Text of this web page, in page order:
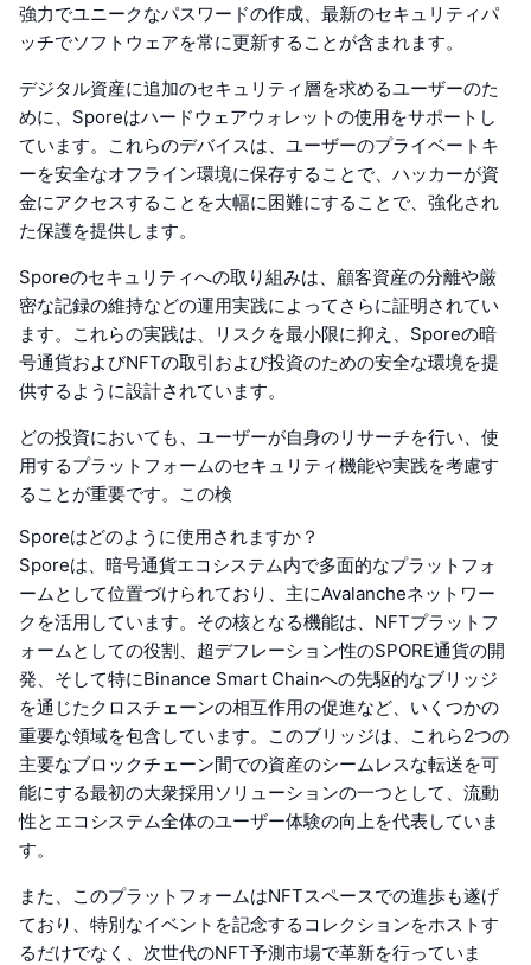
強力でユニークなパスワードの作成、最新のセキュリティパ
ッチでソフトウェアを常に更新することが含まれます。
デジタル資産に追加のセキュリティ層を求めるユーザーのた
めに、Sporeはハードウェアウォレットの使用をサポートし
ています。これらのデバイスは、ユーザーのプライベートキ
ーを安全なオフライン環境に保存することで、ハッカーが資
金にアクセスすることを大幅に困難にすることで、強化され
た保護を提供します。
Sporeのセキュリティへの取り組みは、顧客資産の分離や厳
密な記録の維持などの運用実践によってさらに証明されてい
ます。これらの実践は、リスクを最小限に抑え、Sporeの暗
号通貨およびNFTの取引および投資のための安全な環境を提
供するように設計されています。
どの投資においても、ユーザーが自身のリサーチを行い、使
用するプラットフォームのセキュリティ機能や実践を考慮す
ることが重要です。この検
Sporeはどのように使用されますか？
Sporeは、暗号通貨エコシステム内で多面的なプラットフォ
ームとして位置づけられており、主にAvalancheネットワー
クを活用しています。その核となる機能は、NFTプラットフ
ォームとしての役割、超デフレーション性のSPORE通貨の開
発、そして特にBinance Smart Chainへの先駆的なブリッジ
を通じたクロスチェーンの相互作用の促進など、いくつかの
重要な領域を包含しています。このブリッジは、これら2つの
主要なブロックチェーン間での資産のシームレスな転送を可
能にする最初の大衆採用ソリューションの一つとして、流動
性とエコシステム全体のユーザー体験の向上を代表していま
す。
また、このプラットフォームはNFTスペースでの進歩も遂げ
ており、特別なイベントを記念するコレクションをホストす
るだけでなく、次世代のNFT予測市場で革新を行っていま